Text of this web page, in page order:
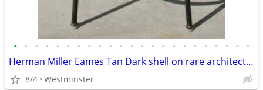
• • • • • • • • • • • • • • • • • • • • • • •
Herman Miller Eames Tan Dark shell on rare architect's drafting base.
8/4 Westminster